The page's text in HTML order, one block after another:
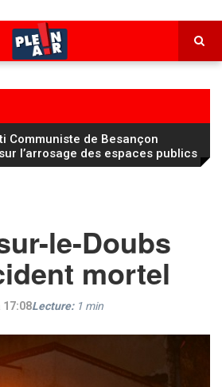
Communiste de Besançon
l’arrosage des espaces publics
le-Doubs
mortel
17:08Lecture: 1 min